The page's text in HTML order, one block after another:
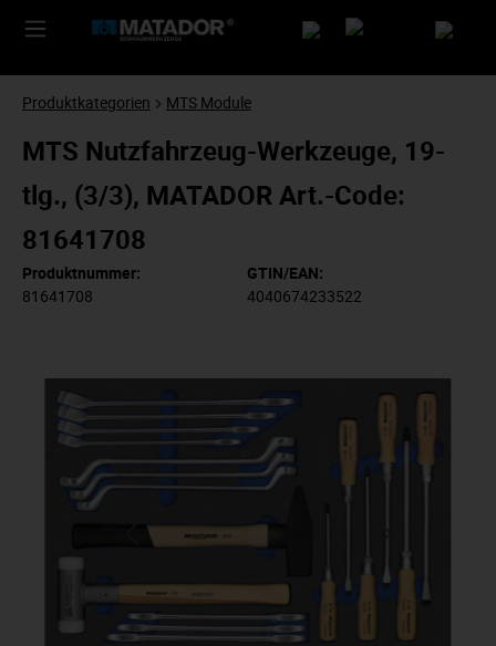
Produktkategorien MTS Module
MTS Nutzfahrzeug-Werkzeuge, 19-
tlg., (3/3), MATADOR Art.-Code:
81641708
Produktnummer:
81641708
GTIN/EAN:
4040674233522